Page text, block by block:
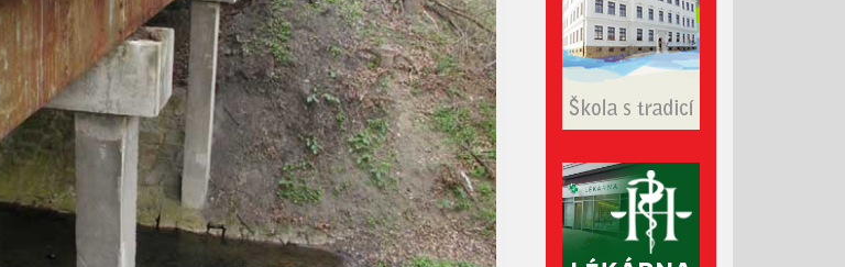
Listopad 2024
Říjen 2024
Září 2024
Srpen 2024
Červen 2024
Květen 2024
Duben 2024